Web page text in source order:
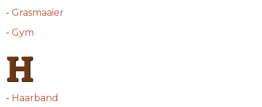
- Grasmaaier
- Gym
H
- Haarband